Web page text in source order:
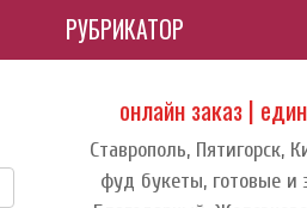
РУБРИКАТОР
онлайн заказ |
Ставрополь, Пятигорск,
фуд букеты, готовые и